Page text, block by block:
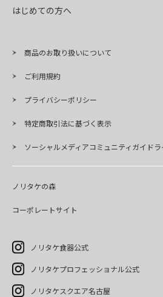
はじめての方へ
商品のお取り扱いについて
ご利用規約
プライバシーポリシー
特定商取引法に基づく表示
ソーシャルメディアコミュニティガイドラ
ノリタケの森
コーポレートサイト
ノリタケ食器公式
ノリタケプロフェッショナル公式
ノリタケスクエア名古屋